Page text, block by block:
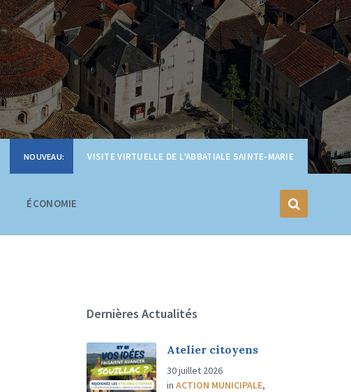
VISITE VIRTUELLE DE L’ABBATIALE SAINTE-MARIE
ÉCONOMIE
Dernières Actualités
Atelier citoyens
30 juillet 2026
inACTION MUNICIPALE,